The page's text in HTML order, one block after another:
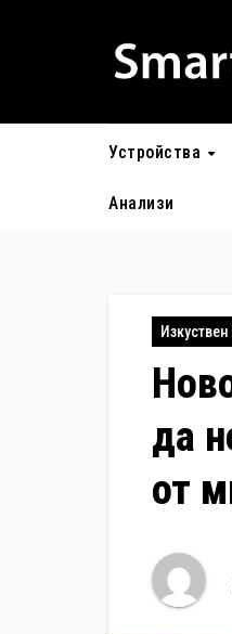
Устройства
Анализи
да
от